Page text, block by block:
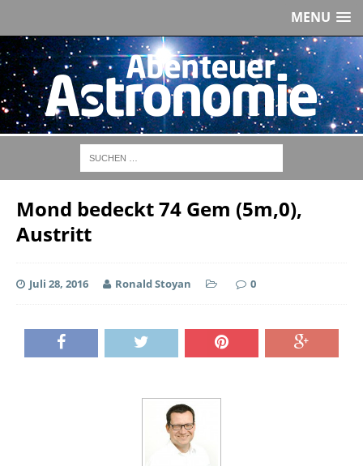
MENU
Mond bedeckt 74 Gem (5m,0),
Austritt
Juli 28, 2016 Ronald Stoyan 0